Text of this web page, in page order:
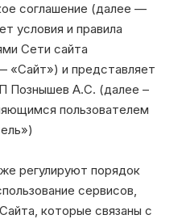
соглашение (далее —
условия и правила
Сети сайта
«Сайт») и представляет
Познышев А.С. (далее –
пользователем
регулируют порядок
сервисов,
которые связаны с